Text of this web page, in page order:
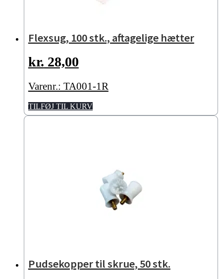
Flexsug, 100 stk., aftagelige hætter
kr. 28,00
Varenr.: TA001-1R
TILFØJ TIL KURV
Pudsekopper til skrue, 50 stk.